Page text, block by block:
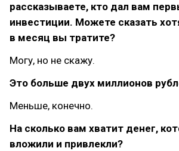
рассказываете, кто дал вам
инвестиции. Можете сказать
в месяц вы тратите?
Могу, но не скажу.
Это больше двух миллионов
Меньше, конечно.
На сколько вам хватит денег,
вложили и привлекли?